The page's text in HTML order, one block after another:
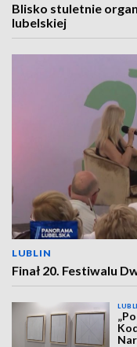
Blisko stuletnie
lubelskiej
LUBLIN
Finał 20. Festiwalu